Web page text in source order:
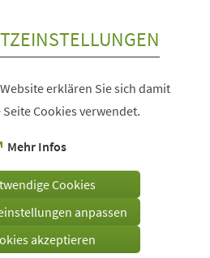
erklären Sie sich damit
Cookies verwendet.
Mehr Infos
Cookies
anpassen
akzeptieren